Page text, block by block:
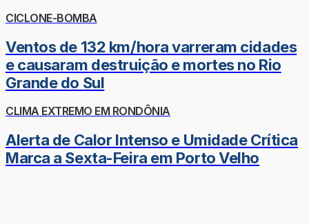
CICLONE-BOMBA
Ventos de 132 km/hora varreram cidades
e causaram destruição e mortes no Rio
Grande do Sul
CLIMA EXTREMO EM RONDÔNIA
Alerta de Calor Intenso e Umidade Crítica
Marca a Sexta-Feira em Porto Velho